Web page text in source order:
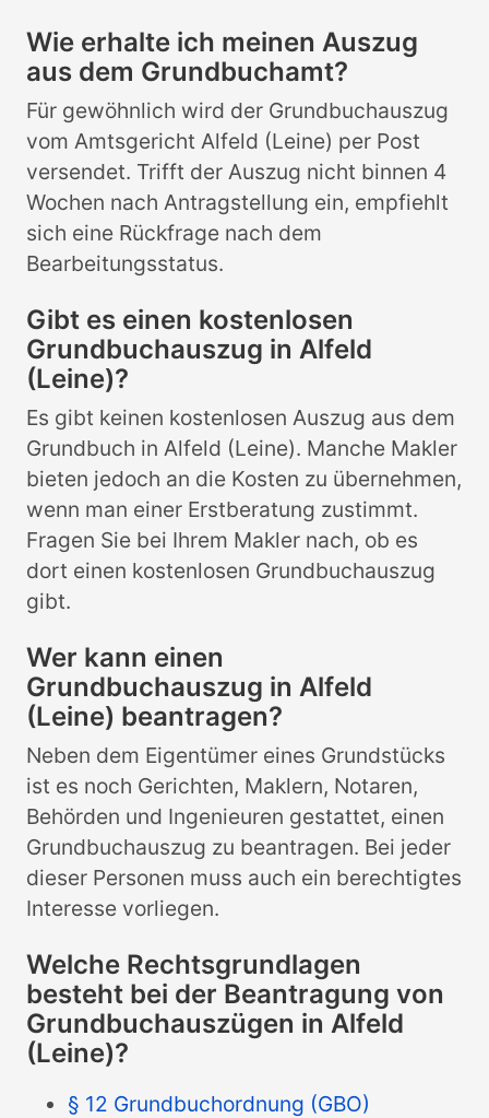
Wie erhalte ich meinen Auszug
aus dem Grundbuchamt?
Für gewöhnlich wird der Grundbuchauszug
vom Amtsgericht Alfeld (Leine) per Post
versendet. Trifft der Auszug nicht binnen 4
Wochen nach Antragstellung ein, empfiehlt
sich eine Rückfrage nach dem
Bearbeitungsstatus.
Gibt es einen kostenlosen
Grundbuchauszug in Alfeld
(Leine)?
Es gibt keinen kostenlosen Auszug aus dem
Grundbuch in Alfeld (Leine). Manche Makler
bieten jedoch an die Kosten zu übernehmen,
wenn man einer Erstberatung zustimmt.
Fragen Sie bei Ihrem Makler nach, ob es
dort einen kostenlosen Grundbuchauszug
gibt.
Wer kann einen
Grundbuchauszug in Alfeld
(Leine) beantragen?
Neben dem Eigentümer eines Grundstücks
ist es noch Gerichten, Maklern, Notaren,
Behörden und Ingenieuren gestattet, einen
Grundbuchauszug zu beantragen. Bei jeder
dieser Personen muss auch ein berechtigtes
Interesse vorliegen.
Welche Rechtsgrundlagen
besteht bei der Beantragung von
Grundbuchauszügen in Alfeld
(Leine)?
§ 12 Grundbuchordnung (GBO)